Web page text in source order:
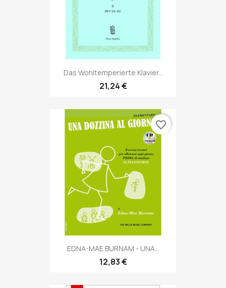
Das Wohltemperierte Klavier...
21,24 €
EDNA-MAE BURNAM - UNA...
12,83 €
favorite_border